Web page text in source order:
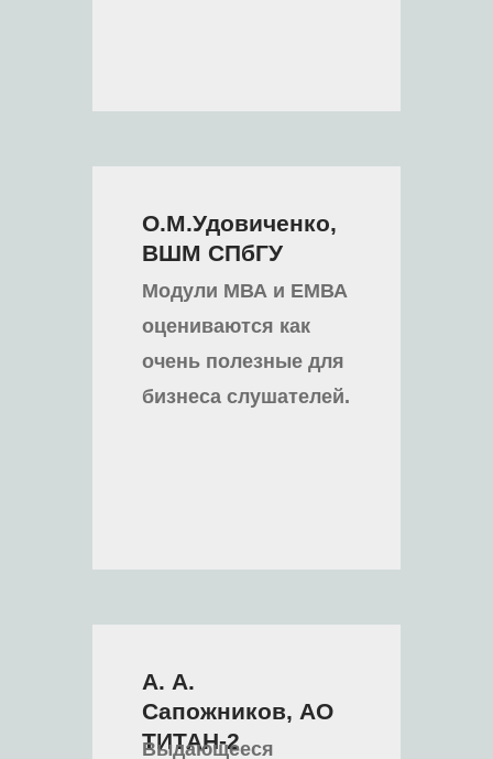
Модули МВА и ЕМВА
оцениваются как
очень полезные для
бизнеса слушателей.
О.М.Удовиченко,
ВШМ СПбГУ
А. А.
Сапожников, АО
ТИТАН-2
Выдающееся